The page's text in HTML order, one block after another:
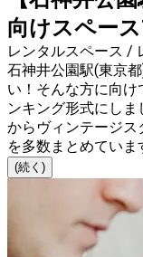
向けスペー
レンタルスペース /
石神井公園駅(東京
い！そんな方に向
ンキング形式にし
からヴィンテージス
を多数まとめていま
(続く)